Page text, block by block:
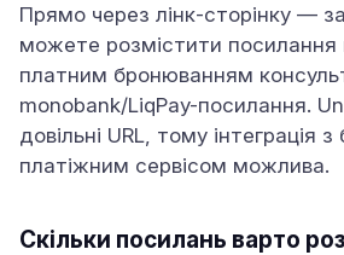
Прямо через лінк-сторінку —
можете розмістити посилання
платним бронюванням
monobank/LiqPay-посилання.
довільні URL, тому інтеграція
платіжним сервісом можлива.
Скільки посилань варто